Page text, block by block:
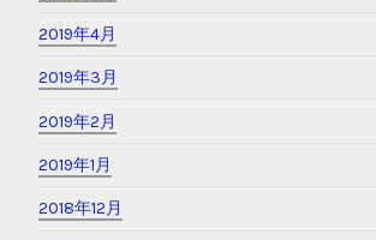
2019年4月
2019年3月
2019年2月
2019年1月
2018年12月